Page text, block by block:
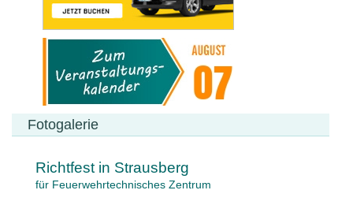
Fotogalerie
Richtfest in Strausberg
für Feuerwehrtechnisches Zentrum